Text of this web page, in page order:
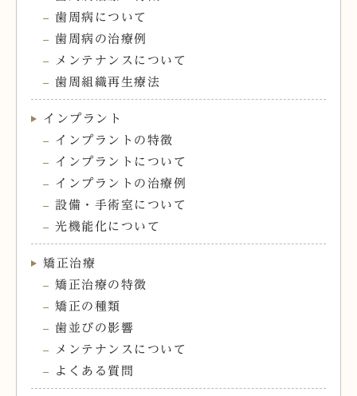
歯周病について
歯周病の治療例
メンテナンスについて
歯周組織再生療法
インプラント
インプラントの特徴
インプラントについて
インプラントの治療例
設備・手術室について
光機能化について
矯正治療
矯正治療の特徴
矯正の種類
歯並びの影響
メンテナンスについて
よくある質問